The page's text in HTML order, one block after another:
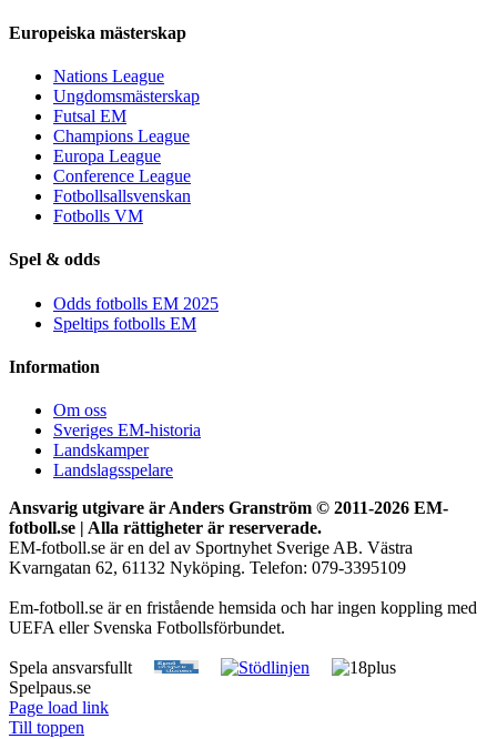
Europeiska mästerskap
Nations League
Ungdomsmästerskap
Futsal EM
Champions League
Europa League
Conference League
Fotbollsallsvenskan
Fotbolls VM
Spel & odds
Odds fotbolls EM 2025
Speltips fotbolls EM
Information
Om oss
Sveriges EM-historia
Landskamper
Landslagsspelare
Ansvarig utgivare är Anders Granström © 2011-2026 EM-
fotboll.se | Alla rättigheter är reserverade.
EM-fotboll.se är en del av Sportnyhet Sverige AB. Västra
Kvarngatan 62, 61132 Nyköping. Telefon: 079-3395109
Em-fotboll.se är en fristående hemsida och har ingen koppling med
UEFA eller Svenska Fotbollsförbundet.
Spela ansvarsfullt
Spelpaus.se
Page load link
Till toppen